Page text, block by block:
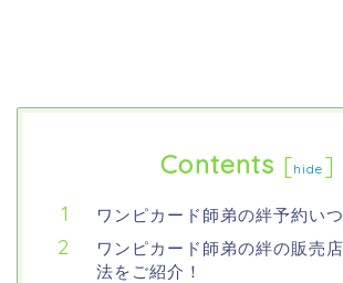
Contents [hide ]
ワンピカード師弟の絆予約い
ワンピカード師弟の絆の販売
法をご紹介！